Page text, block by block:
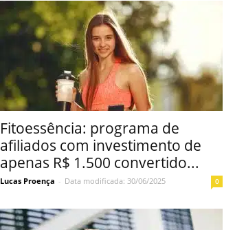
Fitoessência: programa de
afiliados com investimento de
apenas R$ 1.500 convertido...
Lucas Proença - Data modificada: 30/06/2025 0